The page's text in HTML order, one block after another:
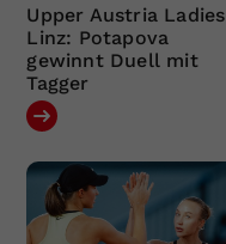
Upper Austria Ladies
Linz: Potapova
gewinnt Duell mit
Tagger